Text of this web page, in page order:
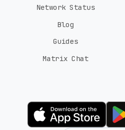
Network Status
Blog
Guides
Matrix Chat